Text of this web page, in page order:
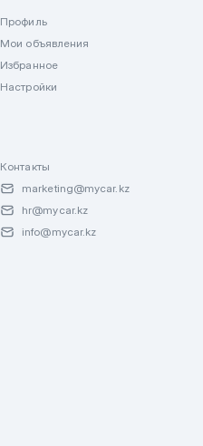
Профиль
Мои объявления
Избранное
Настройки
Контакты
marketing@mycar.kz
hr@mycar.kz
info@mycar.kz